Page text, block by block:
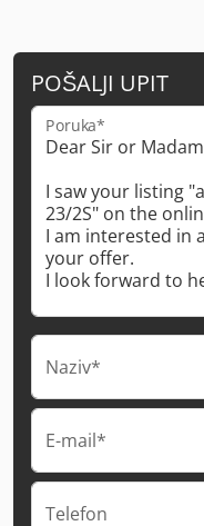
POŠALJI UPIT
Poruka*
Naziv*
E-mail*
Telefon